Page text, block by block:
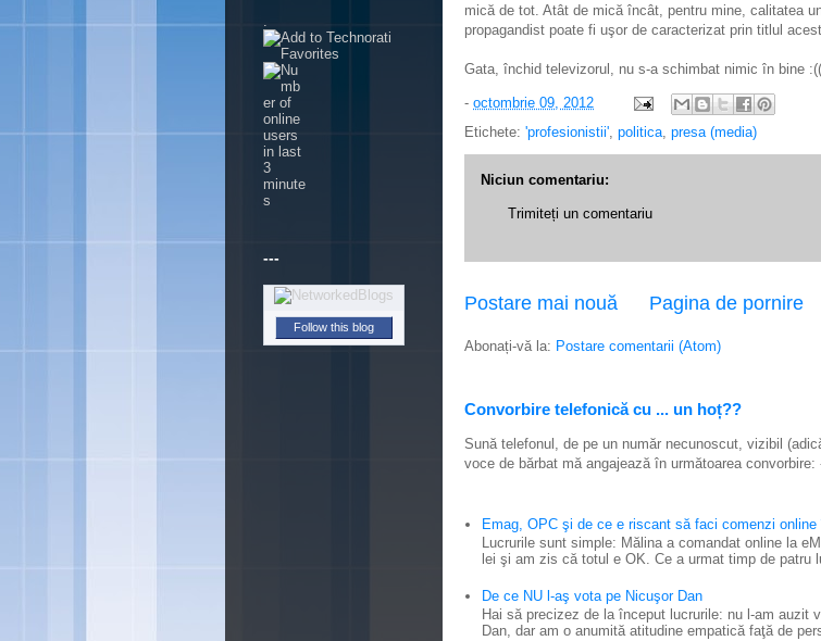
mică de tot. Atât de mică încât, pentru mine, calitatea
propagandist poate fi uşor de caracterizat prin titlul
Gata, închid televizorul, nu s-a schimbat nimic în bine :((
- octombrie 09, 2012
Etichete: 'profesionistii', politica, presa (media)
Niciun comentariu:
Trimiteți un comentariu
Postare mai nouă Pagina de pornire
Abonați-vă la: Postare comentarii (Atom)
Convorbire telefonică cu ... un hoț??
Sună telefonul, de pe un număr necunoscut, vizibil
voce de bărbat mă angajează în următoarea convorbire:
Emag, OPC şi de ce e riscant să faci comenzi online
Lucrurile sunt simple: Mălina a comandat online la
lei şi am zis că totul e OK. Ce a urmat timp de patru
De ce NU l-aş vota pe Nicuşor Dan
Hai să precizez de la început lucrurile: nu l-am auzit
Dan, dar am o anumită atitudine empatică faţă de
---
Follow this blog